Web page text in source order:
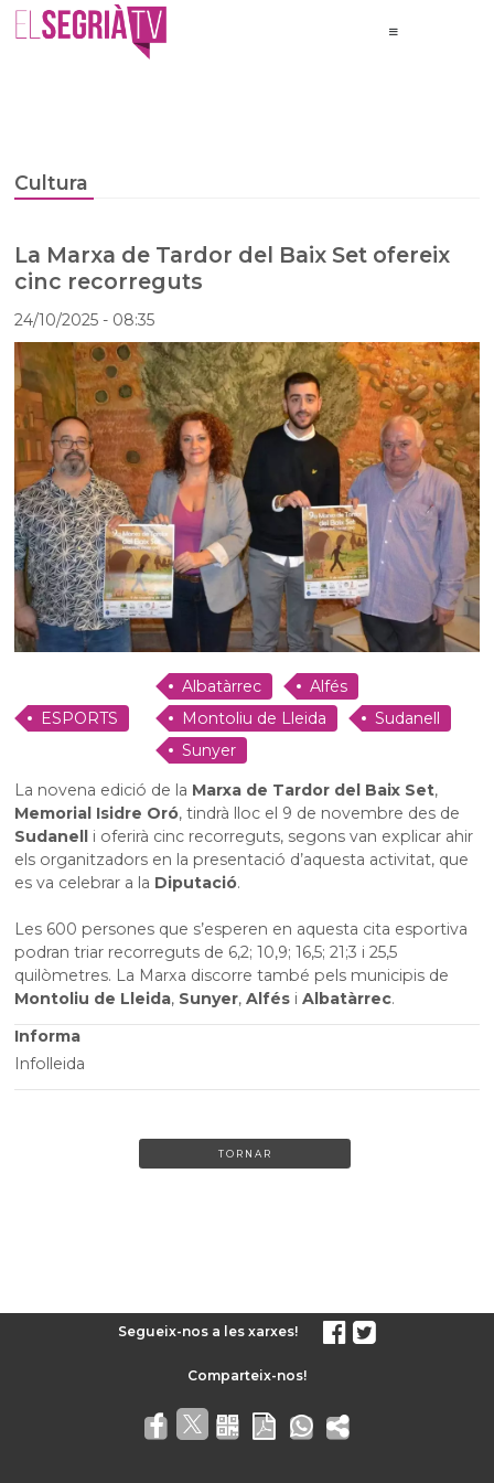
Cultura
La Marxa de Tardor del Baix Set ofereix
cinc recorreguts
24/10/2025- 08:35
ESPORTS
Albatàrrec
Alfés
Montoliu de Lleida
Sudanell
Sunyer
La novena edició de la Marxa de Tardor del Baix Set,
Memorial Isidre Oró, tindrà lloc el 9 de novembre des de
Sudanell i oferirà cinc recorreguts, segons van explicar ahir
els organitzadors en la presentació d’aquesta activitat, que
es va celebrar a la Diputació.
Les 600 persones que s’esperen en aquesta cita esportiva
podran triar recorreguts de 6,2; 10,9; 16,5; 21;3 i 25,5
quilòmetres. La Marxa discorre també pels municipis de
Montoliu de Lleida, Sunyer,Alfés iAlbatàrrec.
Informa
Infolleida
TORNAR
Segueix-nos a les xarxes!